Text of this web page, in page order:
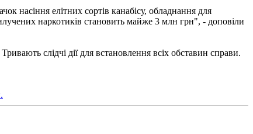
насіння елітних сортів канабісу, обладнання для
наркотиків становить майже 3 млн грн", - доповіли
слідчі дії для встановлення всіх обставин справи.